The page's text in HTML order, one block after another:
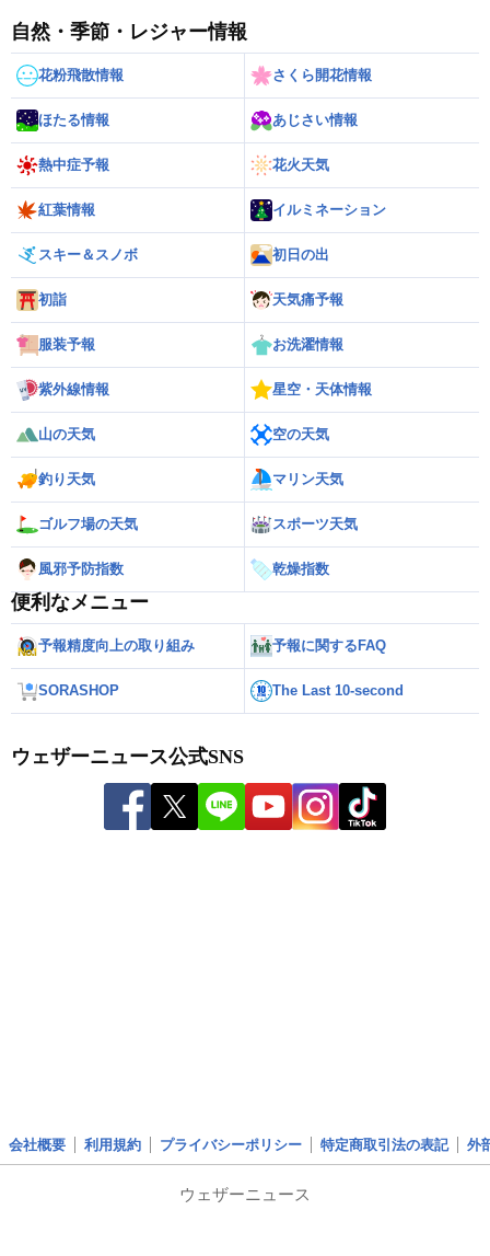
自然・季節・レジャー情報
花粉飛散情報 さくら開花情報
ほたる情報 あじさい情報
熱中症予報 花火天気
紅葉情報 イルミネーション
スキー＆スノボ 初日の出
初詣 天気痛予報
服装予報 お洗濯情報
紫外線情報 星空・天体情報
山の天気 空の天気
釣り天気 マリン天気
ゴルフ場の天気 スポーツ天気
風邪予防指数 乾燥指数
便利なメニュー
予報精度向上の取り組み 予報に関するFAQ
SORASHOP The Last 10-second
ウェザーニュース公式SNS
会社概要 利用規約 プライバシーポリシー 特定商取引法の表記 外
ウェザーニュース